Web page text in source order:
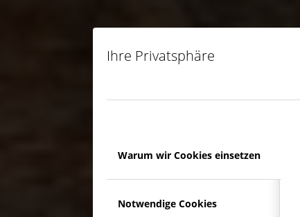
Ihre Privatsphäre
Warum wir Cookies einsetzen
Notwendige Cookies